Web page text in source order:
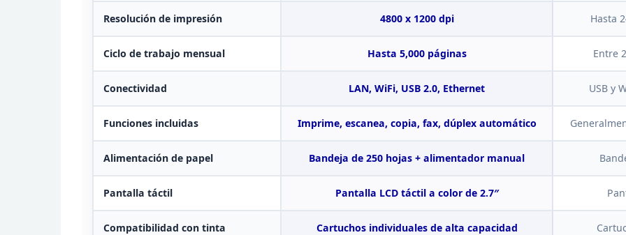
Resolución de impresión 4800 x 1200 dpi Hasta
Ciclo de trabajo mensual Hasta 5,000páginas Entre
Conectividad LAN, WiFi, USB 2.0, Ethernet USB y
Funciones incluidas Imprime, escanea, copia, fax, dúplexautomático
Alimentación de papel Bandeja de 250 hojas + alimentador manual
Pantalla táctil Pantalla LCD táctil a color de2.7″
Compatibilidad con tinta Cartuchos individuales de alta capacidad